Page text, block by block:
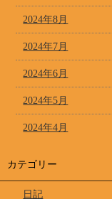
2024年8月
2024年7月
2024年6月
2024年5月
2024年4月
カテゴリー
日記